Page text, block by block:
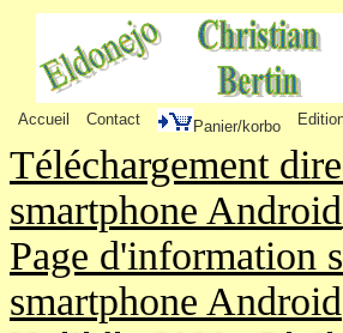
Accueil Contact Panier/korbo
Téléchargement
smartphone Android
Page d'information
smartphone Android